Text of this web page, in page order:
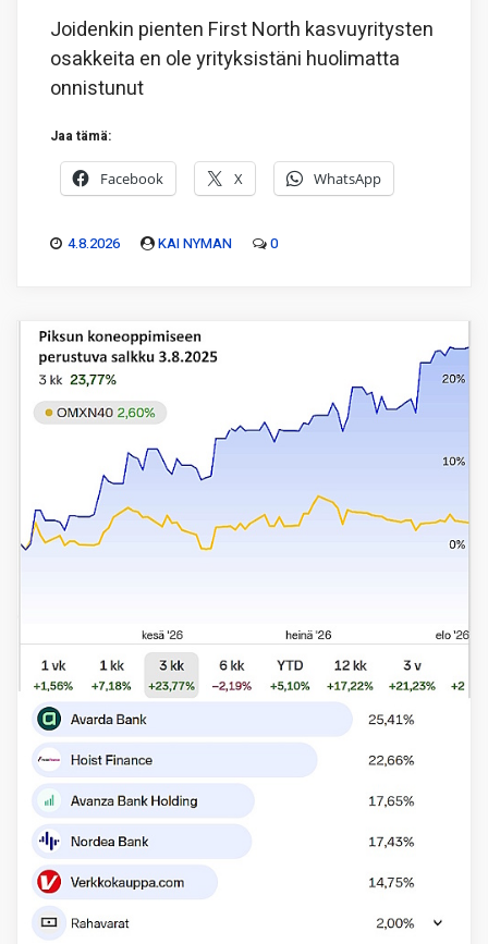
Joidenkin pienten First North kasvuyritysten
osakkeita en ole yrityksistäni huolimatta
onnistunut
Jaa tämä:
Facebook X WhatsApp
4.8.2026 KAI NYMAN 0